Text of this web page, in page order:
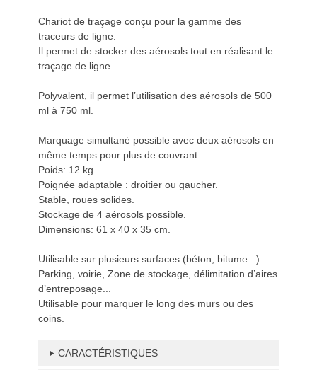
Chariot de traçage conçu pour la gamme des
traceurs de ligne.
Il permet de stocker des aérosols tout en réalisant le
traçage de ligne.
Polyvalent, il permet l’utilisation des aérosols de 500
ml à 750 ml.
Marquage simultané possible avec deux aérosols en
même temps pour plus de couvrant.
Poids: 12 kg.
Poignée adaptable : droitier ou gaucher.
Stable, roues solides.
Stockage de 4 aérosols possible.
Dimensions: 61 x 40 x 35 cm.
Utilisable sur plusieurs surfaces (béton, bitume...) :
Parking, voirie, Zone de stockage, délimitation d’aires
d’entreposage...
Utilisable pour marquer le long des murs ou des
coins.
CARACTÉRISTIQUES